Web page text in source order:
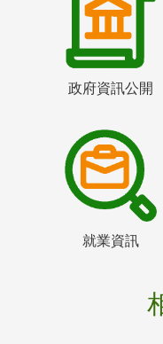
政府資訊公開
就業資訊